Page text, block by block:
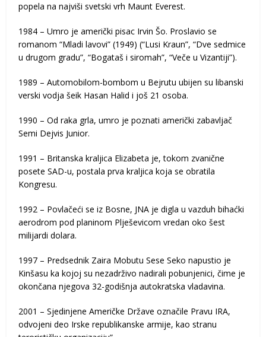
popela na najviši svetski vrh Maunt Everest.
1984 – Umro je američki pisac Irvin Šo. Proslavio se
romanom “Mladi lavovi” (1949) (“Lusi Kraun”, “Dve sedmice
u drugom gradu”, “Bogataš i siromah”, “Veče u Vizantiji”).
1989 – Automobilom-bombom u Bejrutu ubijen su libanski
verski vodja šeik Hasan Halid i još 21 osoba.
1990 – Od raka grla, umro je poznati američki zabavljač
Semi Dejvis Junior.
1991 – Britanska kraljica Elizabeta je, tokom zvanične
posete SAD-u, postala prva kraljica koja se obratila
Kongresu.
1992 – Povlačeći se iz Bosne, JNA je digla u vazduh bihaćki
aerodrom pod planinom Plješevicom vredan oko šest
milijardi dolara.
1997 – Predsednik Zaira Mobutu Sese Seko napustio je
Kinšasu ka kojoj su nezadrživo nadirali pobunjenici, čime je
okončana njegova 32-godišnja autokratska vladavina.
2001 – Sjedinjene Američke Države označile Pravu IRA,
odvojeni deo Irske republikanske armije, kao stranu